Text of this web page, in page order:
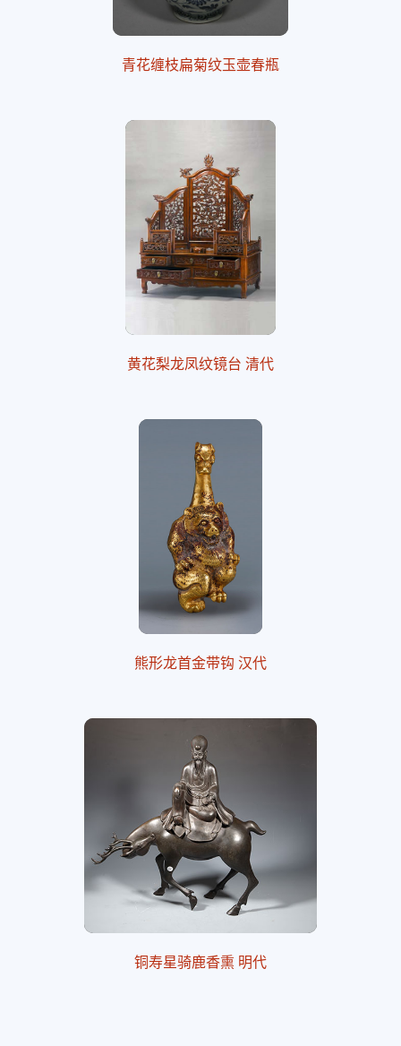
青花缠枝扁菊纹玉壶春瓶
黄花梨龙凤纹镜台 清代
熊形龙首金带钩 汉代
铜寿星骑鹿香熏 明代